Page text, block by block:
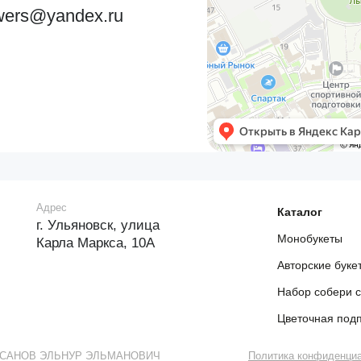
г. Ульяновск, улица
Карла Маркса, 10А
ЭЛЬНУР ЭЛЬМАНОВИЧ
Адрес Каталог
Монобукеты
Авторские
Цветочная
Набор собери
Политика